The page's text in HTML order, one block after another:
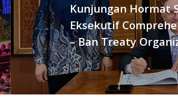
Kunjungan Hormat
Eksekutif
– Ban Treaty